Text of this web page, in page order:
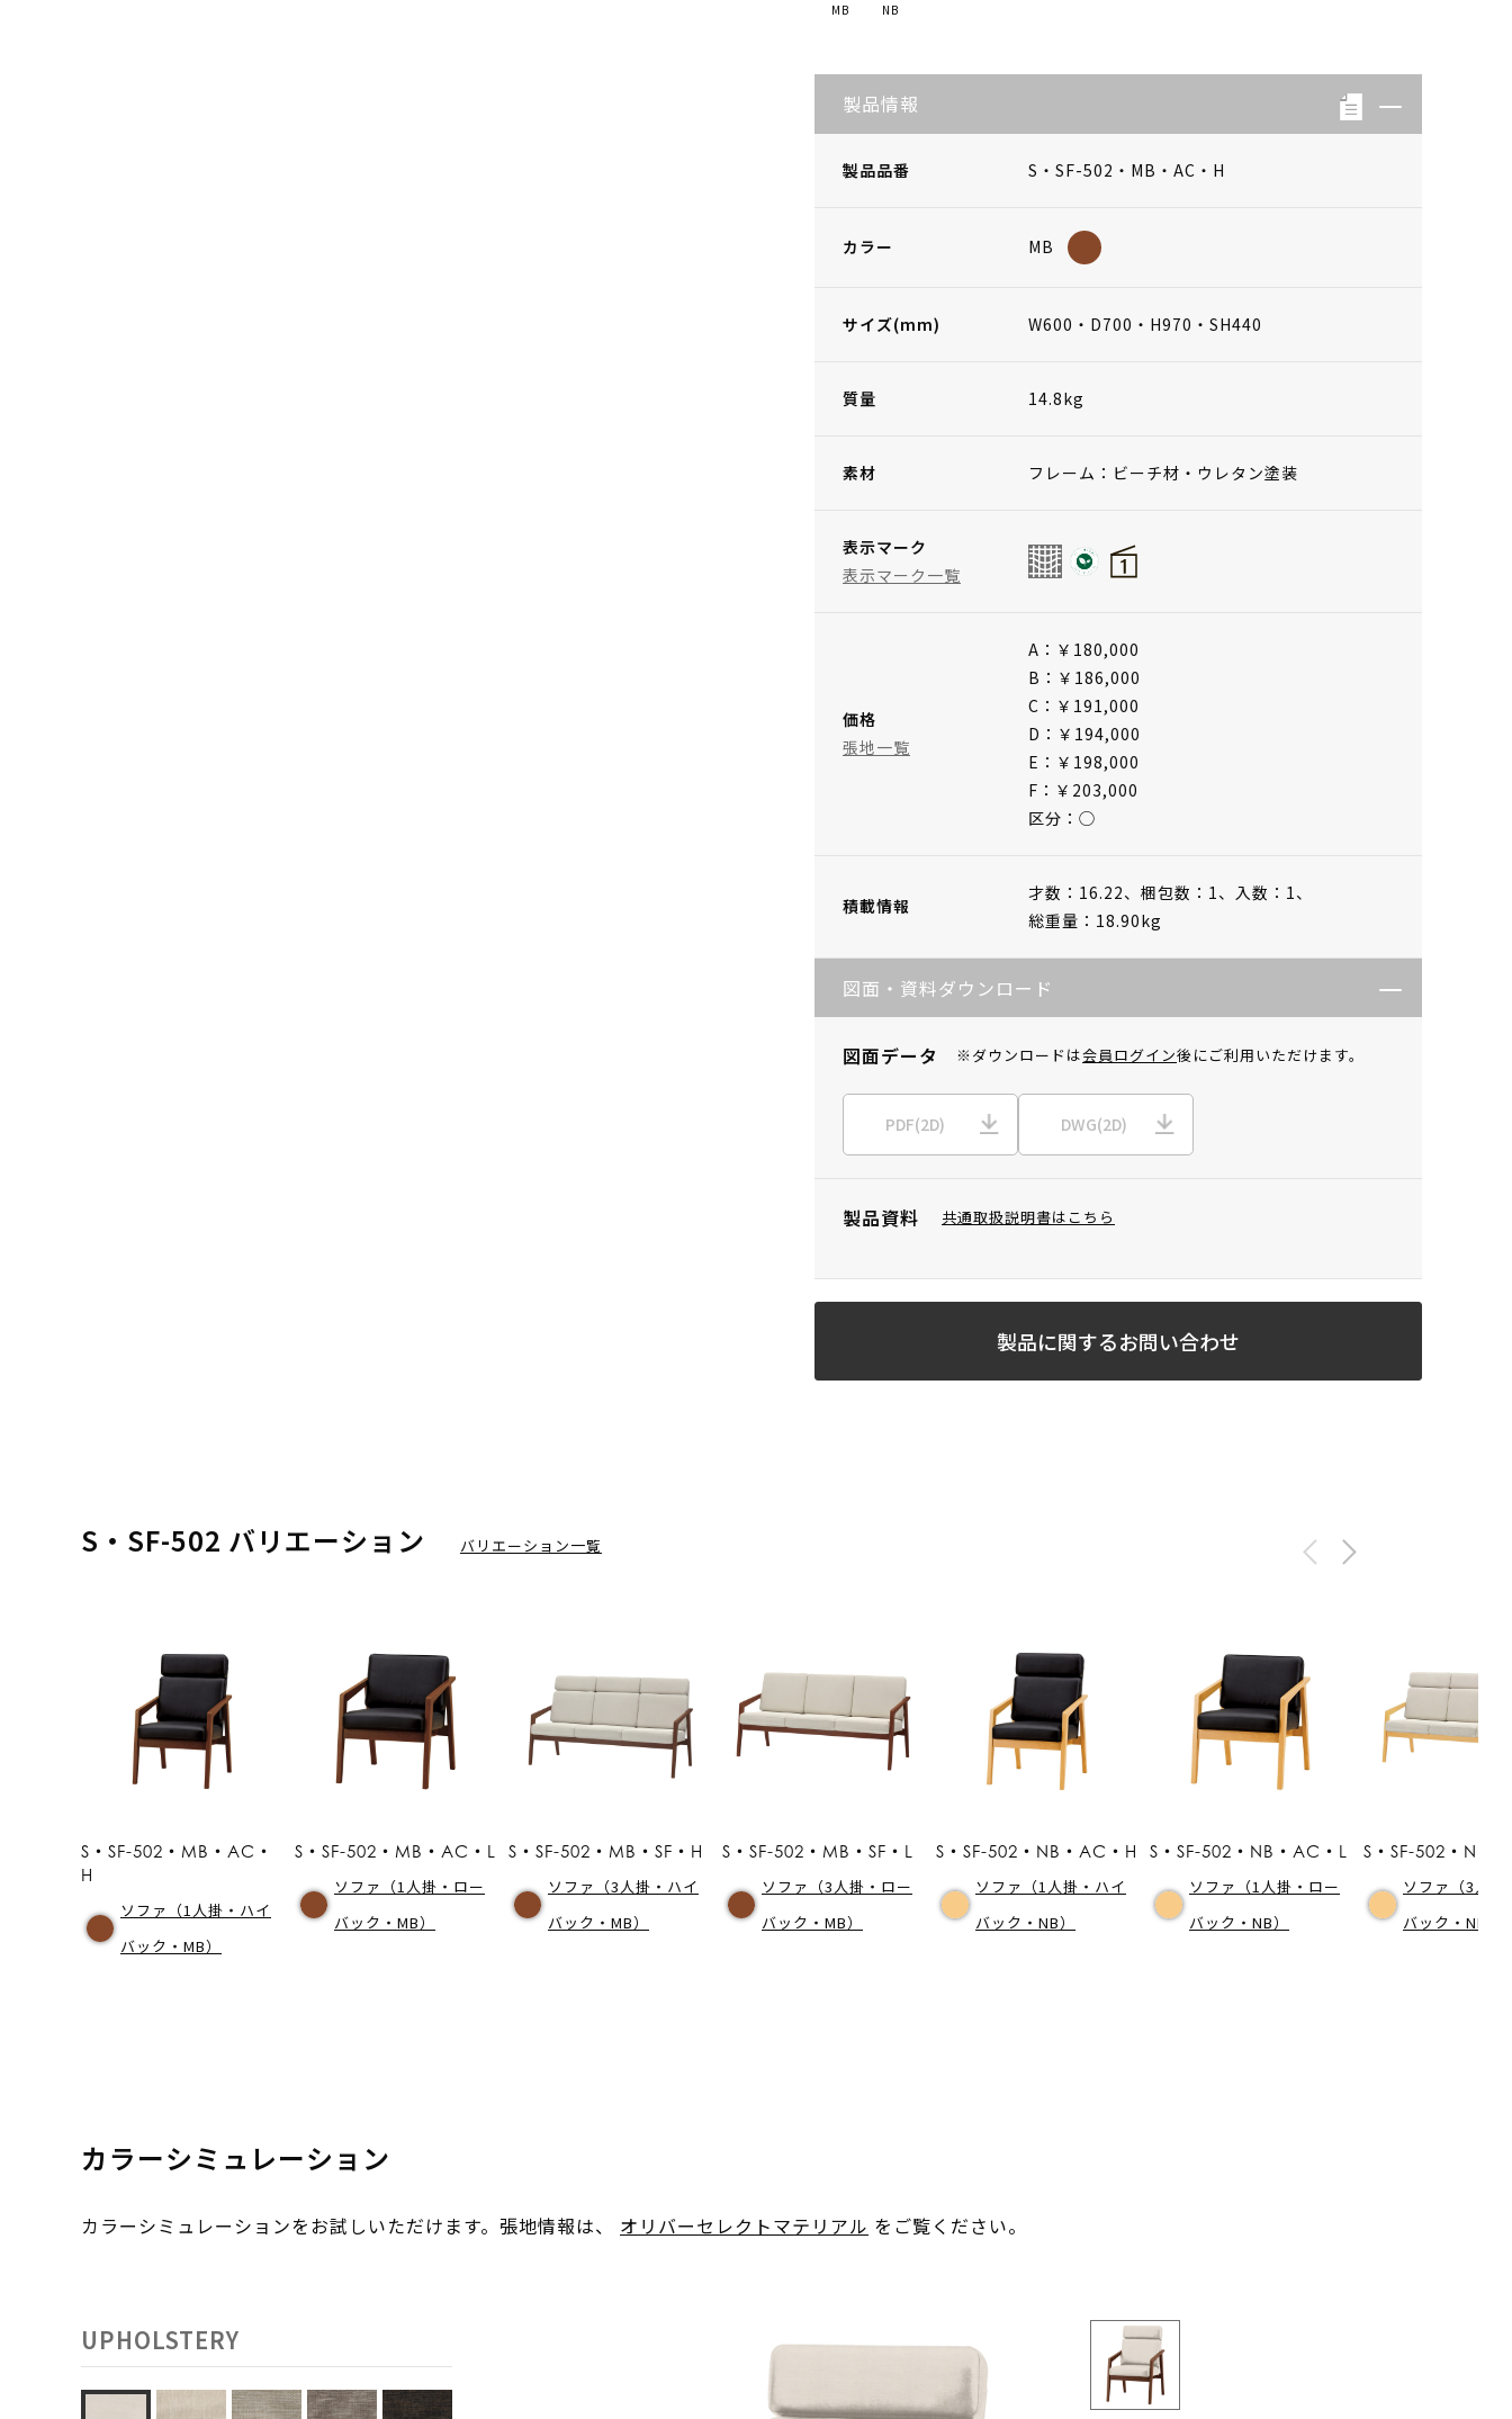
MB NB
製品情報
製品品番 S・SF-502・MB・AC・H
カラー MB
サイズ(mm) W600・D700・H970・SH440
質量 14.8kg
素材 フレーム：ビーチ材・ウレタン塗装
表示マーク
表示マーク一覧
価格
張地一覧
A：￥180,000
B：￥186,000
C：￥191,000
D：￥194,000
E：￥198,000
F：￥203,000
区分：◯
積載情報
才数：16.22、 梱包数：1、 入数：1、
総重量：18.90kg
図面・資料ダウンロード
図面データ ※ダウンロードは会員ログイン後にご利用いただけます。
PDF(2D) DWG(2D)
製品資料 共通取扱説明書はこちら
製品に関するお問い合わせ
S・SF-502 バリエーション バリエーション一覧
S・SF-502・MB・AC・
H
ソファ（1人掛・ハイ
バック・MB）
S・SF-502・MB・AC・L
ソファ（1人掛・ロー
バック・MB）
S・SF-502・MB・SF・H
ソファ（3人掛・ハイ
バック・MB）
S・SF-502・MB・SF・L
ソファ（3人掛・ロー
バック・MB）
S・SF-502・NB・AC・H
ソファ（1人掛・ハイ
バック・NB）
S・SF-502・NB・AC・L
ソファ（1人掛・ロー
バック・NB）
S・SF-502・NB・
ソファ（3人掛
バック・NB）
カラーシミュレーション
カラーシミュレーションをお試しいただけます。張地情報は、 オリバーセレクトマテリアル をご覧ください。
UPHOLSTERY